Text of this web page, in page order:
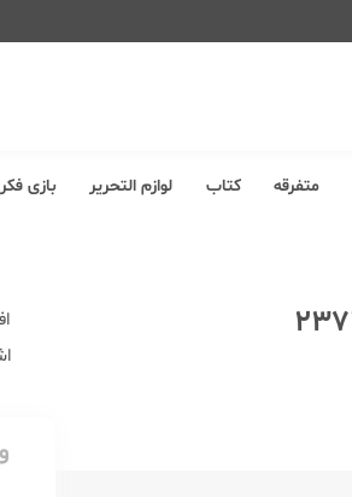
متفرقه کتاب لوازم التحریر بازی